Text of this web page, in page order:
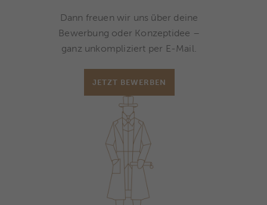
Dann freuen wir uns über deine
Bewerbung oder Konzeptidee –
ganz unkompliziert per E-Mail.
JETZT BEWERBEN